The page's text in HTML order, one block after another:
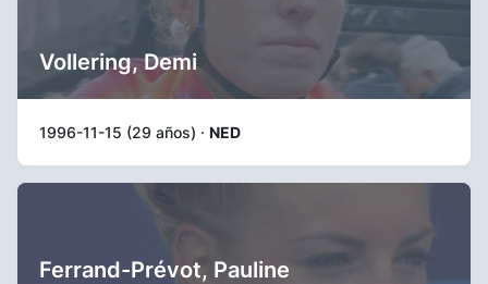
Vollering, Demi
1996-11-15 (29 años) · NED
Ferrand-Prévot, Pauline